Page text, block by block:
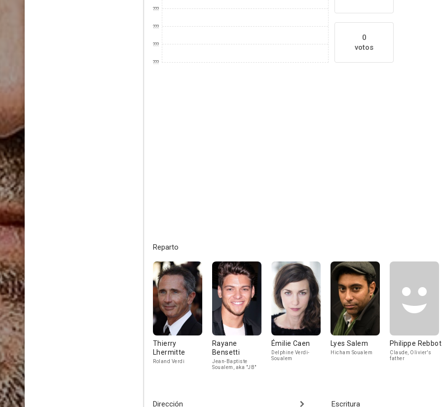
???
???
???
???
0
votos
Reparto
Thierry
Lhermitte
Roland Verdi
Rayane
Bensetti
Jean-Baptiste
Soualem, aka "JB"
Émilie Caen
Delphine Verdi-
Soualem
Lyes Salem
Hicham Soualem
Philippe Rebbot
Claude, Olivier's
father
Dirección
Escritura